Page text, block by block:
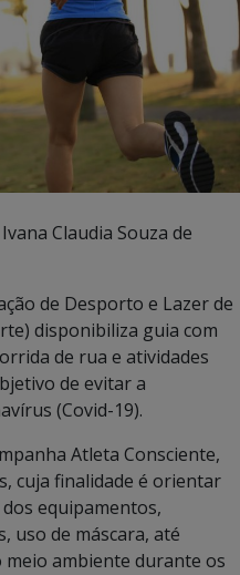
Claudia Souza de
de Desporto e Lazer de
disponibiliza guia com
de rua e atividades
de evitar a
(Covid-19).
Atleta Consciente,
cuja finalidade é orientar
equipamentos,
uso de máscara, até
ambiente durante os